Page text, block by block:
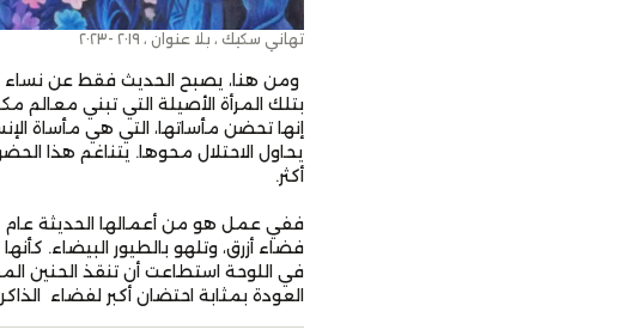
تهاني سكيك ، بلا عنوان ، ٢٠١٩ -٢٠٢٣
ومن هنا، يصبح الحديث فقط عن نساء
بتلك المرأة الأصيلة التي تبني معالم
إنها تحضن مأساتها، التي هي مأساة
يحاول الاحتلال محوها. يتناغم هذا
أكثر.
فضاء أزرق، وتلهو بالطيور البيضاء.
في اللوحة استطاعت أن تنقذ الحنين
العودة بمثابة احتضان أكبر لفضاء